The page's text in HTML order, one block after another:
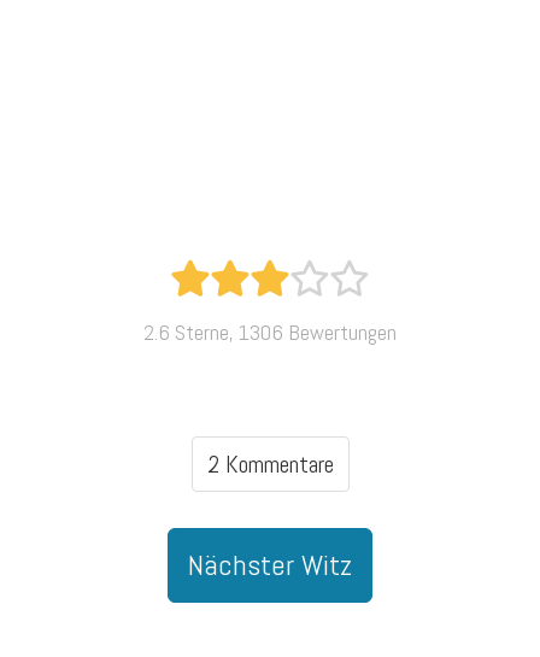
2.6 Sterne, 1306 Bewertungen
2 Kommentare
Nächster Witz